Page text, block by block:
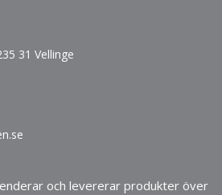
31 Vellinge
och levererar produkter över